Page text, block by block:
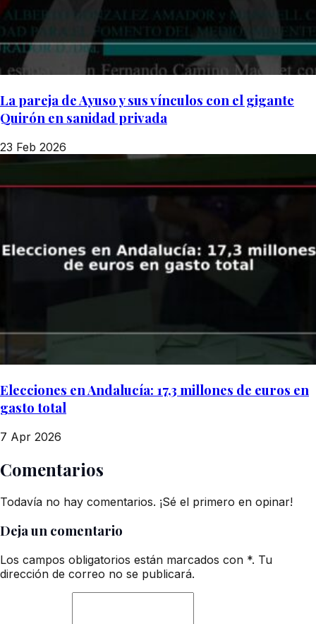
La pareja de Ayuso y sus vínculos con el gigante
Quirón en sanidad privada
23 Feb 2026
Elecciones en Andalucía: 17,3 millones de euros en
gasto total
7 Apr 2026
Comentarios
Todavía no hay comentarios. ¡Sé el primero en opinar!
Deja un comentario
Los campos obligatorios están marcados con *. Tu
dirección de correo no se publicará.